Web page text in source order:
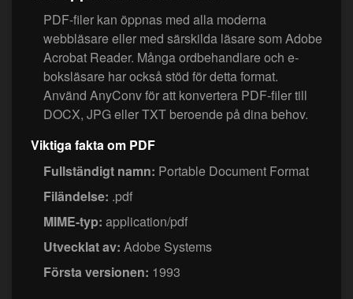
PDF-filer kan öppnas med alla moderna
webbläsare eller med särskilda läsare som Adobe
Acrobat Reader. Många ordbehandlare och e-
boksläsare har också stöd för detta format.
Använd AnyConv för att konvertera PDF-filer till
DOCX, JPG eller TXT beroende på dina behov.
Viktiga fakta om PDF
Fullständigt namn: Portable Document Format
Filändelse: .pdf
MIME-typ: application/pdf
Utvecklat av: Adobe Systems
Första versionen: 1993